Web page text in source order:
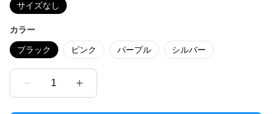
サイズなし
カラー
ブラック ピンク パープル シルバー
1